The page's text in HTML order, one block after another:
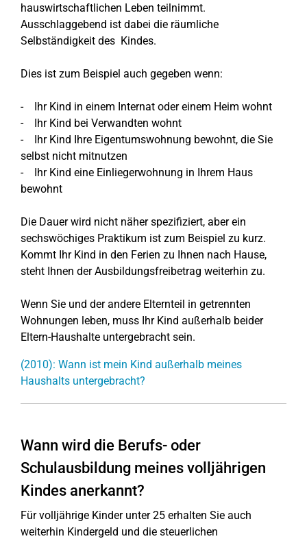
hauswirtschaftlichen Leben teilnimmt.
Ausschlaggebend ist dabei die räumliche
Selbständigkeit des Kindes.
Dies ist zum Beispiel auch gegeben wenn:
- Ihr Kind in einem Internat oder einem Heim wohnt
- Ihr Kind bei Verwandten wohnt
- Ihr Kind Ihre Eigentumswohnung bewohnt, die Sie
selbst nicht mitnutzen
- Ihr Kind eine Einliegerwohnung in Ihrem Haus
bewohnt
Die Dauer wird nicht näher spezifiziert, aber ein
sechswöchiges Praktikum ist zum Beispiel zu kurz.
Kommt Ihr Kind in den Ferien zu Ihnen nach Hause,
steht Ihnen der Ausbildungsfreibetrag weiterhin zu.
Wenn Sie und der andere Elternteil in getrennten
Wohnungen leben, muss Ihr Kind außerhalb beider
Eltern-Haushalte untergebracht sein.
(2010): Wann ist mein Kind außerhalb meines
Haushalts untergebracht?
Wann wird die Berufs- oder
Schulausbildung meines volljährigen
Kindes anerkannt?
Für volljährige Kinder unter 25 erhalten Sie auch
weiterhin Kindergeld und die steuerlichen